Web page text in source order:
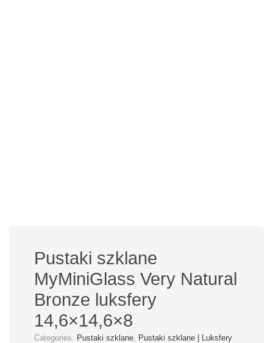
Pustaki szklane
MyMiniGlass Very Natural
Bronze luksfery
14,6×14,6×8
Categories: Pustaki szklane
Pustaki szklane | Luksfery